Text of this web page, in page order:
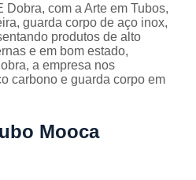
Corrimão
Corrimão de Ferro
Escada Interna Ferro
Ferro de Escada
Corrimão Ferro Quadrado
com a Arte em Tubos,
guarda corpo de aço inox,
produtos de alto
e em bom estado,
a empresa nos
carbono e guarda corpo em
Mooca